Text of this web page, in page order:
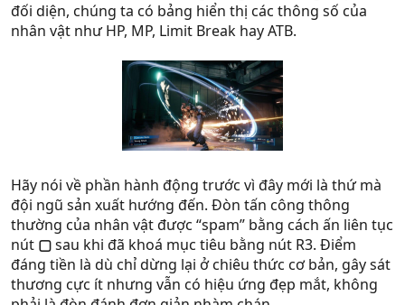
đối diện, chúng ta có bảng hiển thị các thông số của
nhân vật như HP, MP, Limit Break hay ATB.
Hãy nói về phần hành động trước vì đây mới là thứ mà
đội ngũ sản xuất hướng đến. Đòn tấn công thông
thường của nhân vật được “spam” bằng cách ấn liên tục
nút ▢sau khi đã khoá mục tiêu bằng nút R3. Điểm
đáng tiền là dù chỉ dừng lại ở chiêu thức cơ bản, gây sát
thương cực ít nhưng vẫn có hiệu ứng đẹp mắt, không